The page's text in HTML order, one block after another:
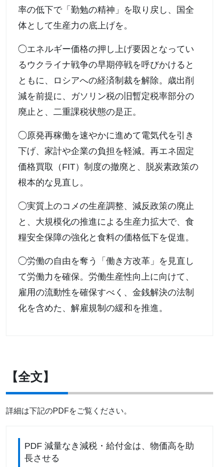
率の低下で「勤勉の精神」を取り戻し、国全
体として生産力の底上げを。
◯エネルギー価格の押し上げ要因となってい
るウクライナ戦争の早期停戦を呼びかけると
ともに、ロシアへの経済制裁を解除。歳出削
減を前提に、ガソリン税の旧暫定税率部分の
廃止と、二重課税状態の是正。
◯原発再稼働を速やかに進めて電気代を引き
下げ、家計や企業の負担を軽減。再エネ固定
価格買取（FIT）制度の撤廃と、脱炭素政策の
根本的な見直し。
◯実質上のコメの生産調整、減反政策の廃止
と、大規模化の推進による生産力拡大で、食
糧安全保障の強化と食料の価格低下を促進。
◯労働の自由を奪う「働き方改革」を見直し
て労働力を確保。労働生産性向上に向けて、
雇用の流動性を確保すべく、金銭解決の法制
化を含めた、解雇規制の緩和を推進。
【全文】
詳細は下記のPDFをご覧ください。
PDF 減量なき減税・給付金は、物価高を助
長させる